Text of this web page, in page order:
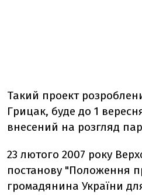
Такий проект
Грицак, буде до 1
внесений на розгляд
23 лютого 2007 року
постанову "Положення
громадянина України